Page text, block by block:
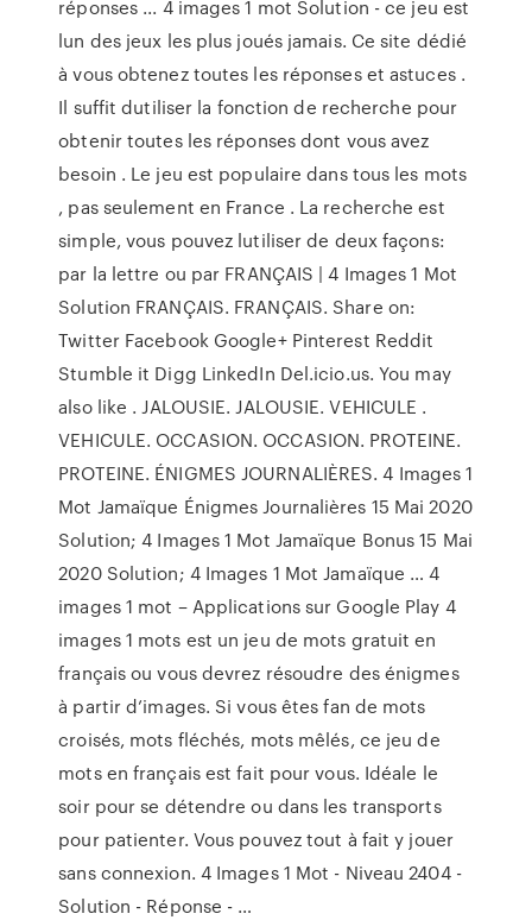
réponses ... 4 images 1 mot Solution - ce jeu est
lun des jeux les plus joués jamais. Ce site dédié
à vous obtenez toutes les réponses et astuces .
Il suffit dutiliser la fonction de recherche pour
obtenir toutes les réponses dont vous avez
besoin . Le jeu est populaire dans tous les mots
, pas seulement en France . La recherche est
simple, vous pouvez lutiliser de deux façons:
par la lettre ou par FRANÇAIS | 4 Images 1 Mot
Solution FRANÇAIS. FRANÇAIS. Share on:
Twitter Facebook Google+ Pinterest Reddit
Stumble it Digg LinkedIn Del.icio.us. You may
also like . JALOUSIE. JALOUSIE. VEHICULE .
VEHICULE. OCCASION. OCCASION. PROTEINE.
PROTEINE. ÉNIGMES JOURNALIÈRES. 4 Images 1
Mot Jamaïque Énigmes Journalières 15 Mai 2020
Solution; 4 Images 1 Mot Jamaïque Bonus 15 Mai
2020 Solution; 4 Images 1 Mot Jamaïque … 4
images 1 mot – Applications sur Google Play 4
images 1 mots est un jeu de mots gratuit en
français ou vous devrez résoudre des énigmes
à partir d’images. Si vous êtes fan de mots
croisés, mots fléchés, mots mêlés, ce jeu de
mots en français est fait pour vous. Idéale le
soir pour se détendre ou dans les transports
pour patienter. Vous pouvez tout à fait y jouer
sans connexion. 4 Images 1 Mot - Niveau 2404 -
Solution - Réponse - …